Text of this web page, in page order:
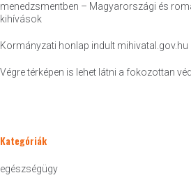
menedzsmentben – Magyarországi és
kihívások
Kormányzati honlap indult mihivatal.gov.hu
Végre térképen is lehet látni a fokozottan
Kategóriák
egészségügy